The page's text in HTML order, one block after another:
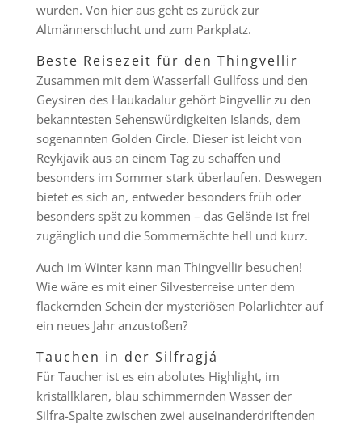
wurden. Von hier aus geht es zurück zur
Altmännerschlucht und zum Parkplatz.
Beste Reisezeit für den Thingvellir
Zusammen mit dem Wasserfall Gullfoss und den
Geysiren des Haukadalur gehört Þingvellir zu den
bekanntesten Sehenswürdigkeiten Islands, dem
sogenannten Golden Circle. Dieser ist leicht von
Reykjavik aus an einem Tag zu schaffen und
besonders im Sommer stark überlaufen. Deswegen
bietet es sich an, entweder besonders früh oder
besonders spät zu kommen – das Gelände ist frei
zugänglich und die Sommernächte hell und kurz.
Auch im Winter kann man Thingvellir besuchen!
Wie wäre es mit einer Silvesterreise unter dem
flackernden Schein der mysteriösen Polarlichter auf
ein neues Jahr anzustoßen?
Tauchen in der Silfragjá
Für Taucher ist es ein abolutes Highlight, im
kristallklaren, blau schimmernden Wasser der
Silfra-Spalte zwischen zwei auseinanderdriftenden